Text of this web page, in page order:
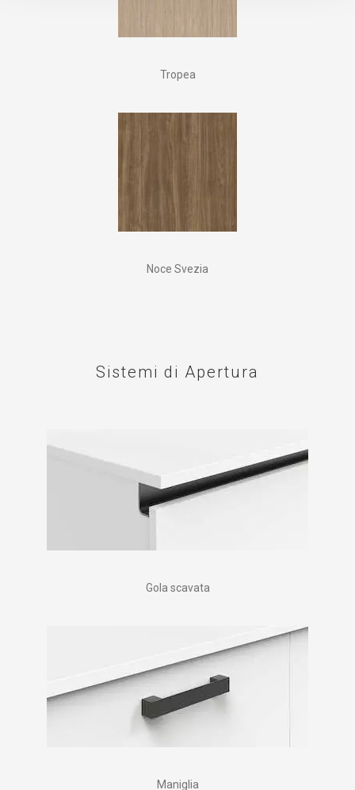
Tropea
Noce Svezia
Sistemi di Apertura
Gola scavata
Maniglia